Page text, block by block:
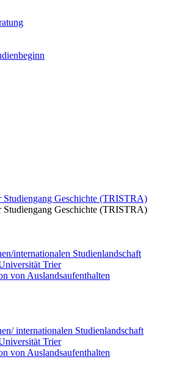
Studiengang Geschichte (TRISTRA)
Studiengang Geschichte (TRISTRA)
internationalen Studienlandschaft
Trier
von Auslandsaufenthalten
internationalen Studienlandschaft
Trier
von Auslandsaufenthalten